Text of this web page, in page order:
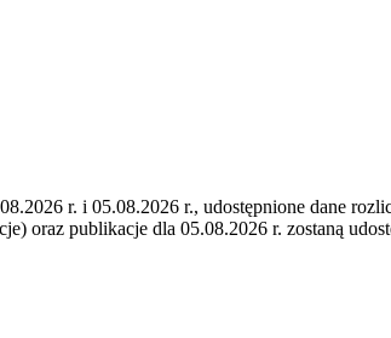
r. i 05.08.2026 r., udostępnione dane
oraz publikacje dla 05.08.2026 r. zostaną